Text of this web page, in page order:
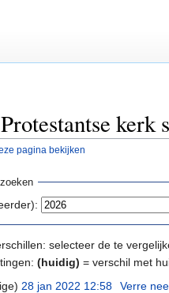
pagina bekijken
selecteer de te
(huidig) = verschil met
28 jan 2022 12:58 Verre